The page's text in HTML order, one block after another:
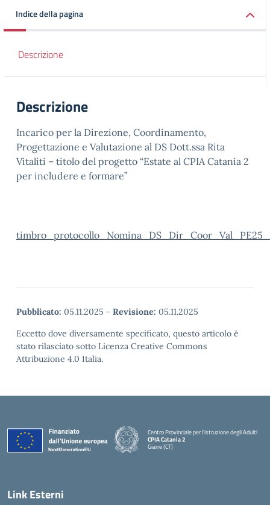
Indice della pagina
Descrizione
Descrizione
Incarico per la Direzione, Coordinamento,
Progettazione e Valutazione al DS Dott.ssa Rita
Vitaliti – titolo del progetto “Estate al CPIA Catania 2
per includere e formare”
timbro_protocollo_Nomina_DS_Dir_Coor_Val_PE25_
Pubblicato: 05.11.2025 - Revisione: 05.11.2025
Eccetto dove diversamente specificato, questo articolo è
stato rilasciato sotto Licenza Creative Commons
Attribuzione 4.0 Italia.
Centro Provinciale per l'istruzione degli Adulti
CPIA Catania 2
Giarre (CT)
Link Esterni